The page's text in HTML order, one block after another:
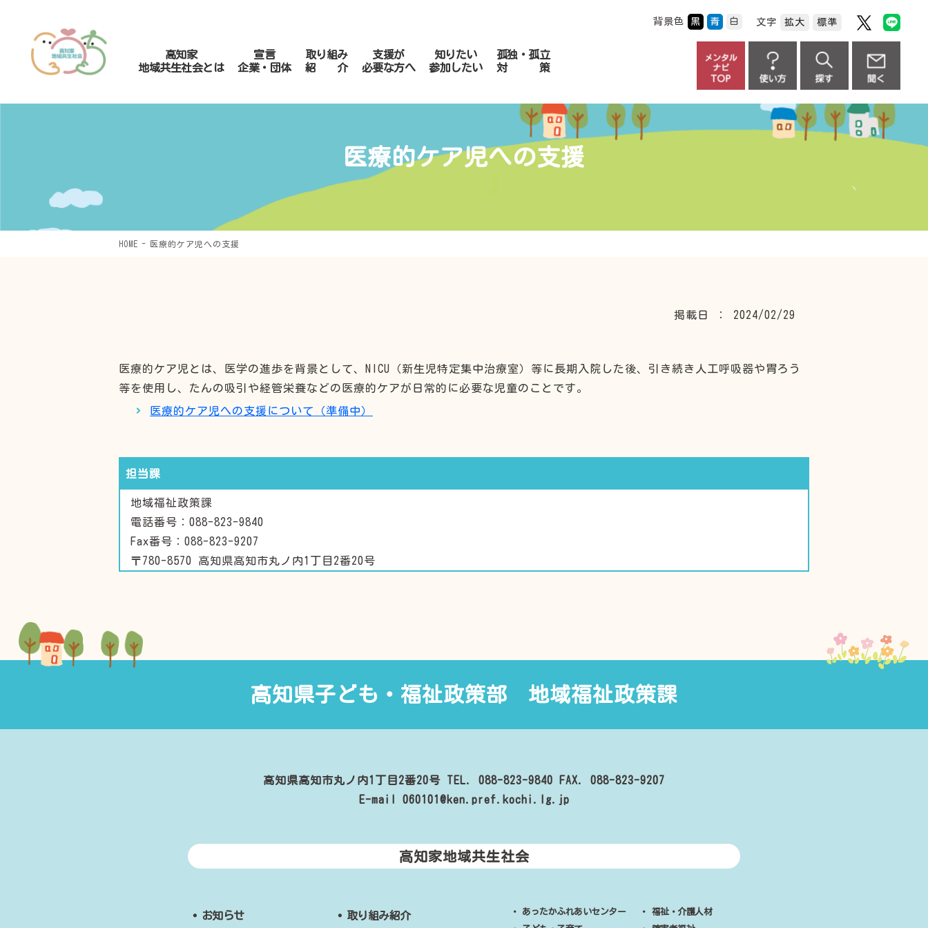
背景色 黒 青 白 文字 拡大 標準
高知家
地域共生社会とは
宣言
企業・団体
取り組み
紹 介
支援が
必要な方へ
知りたい
参加したい
孤独・孤立
対 策
医療的ケア児への支援
HOME 医療的ケア児への支援
掲載日 ： 2024/02/29
医療的ケア児とは、医学の進歩を背景として、NICU（新生児特定集中治療室）等に長期入院した後、引き続き人工呼吸器や胃ろう
等を使用し、たんの吸引や経管栄養などの医療的ケアが日常的に必要な児童のことです。
医療的ケア児への支援について（準備中）
担当課
地域福祉政策課
電話番号：088-823-9840
Fax番号：088-823-9207
〒780-8570 高知県高知市丸ノ内1丁目2番20号
高知県子ども・福祉政策部 地域福祉政策課
高知県高知市丸ノ内1丁目2番20号 TEL. 088-823-9840
FAX. 088-823-9207
E-mail 060101@ken.pref.kochi.lg.jp
高知家地域共生社会
・ お知らせ ・ 取り組み紹介 ・
あったかふれあいセンター
・
福祉・介護人材